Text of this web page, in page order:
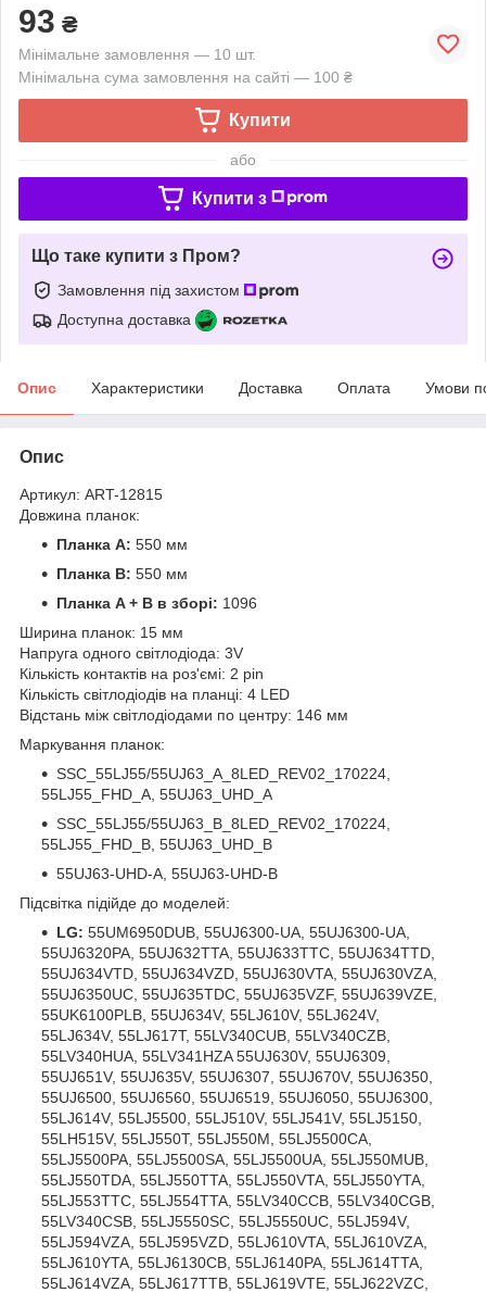
93 ₴
Мінімальне замовлення — 10 шт.
Мінімальна сума замовлення на сайті — 100 ₴
Купити
або
Купити з
Що таке купити з Пром?
Замовлення під захистом
Доступна доставка
Опис Характеристики Доставка Оплата Умови
Опис
Артикул: ART-12815
Довжина планок:
Планка A: 550 мм
Планка B: 550 мм
Планка A + B в зборі: 1096
Ширина планок: 15 мм
Напруга одного світлодіода: 3V
Кількість контактів на роз'ємі: 2 pin
Кількість світлодіодів на планці: 4 LED
Відстань між світлодіодами по центру: 146 мм
Маркування планок:
SSC_55LJ55/55UJ63_A_8LED_REV02_170224,
55LJ55_FHD_A, 55UJ63_UHD_A
SSC_55LJ55/55UJ63_B_8LED_REV02_170224,
55LJ55_FHD_B, 55UJ63_UHD_B
55UJ63-UHD-A, 55UJ63-UHD-B
Підсвітка підійде до моделей:
LG: 55UM6950DUB, 55UJ6300-UA, 55UJ6300-UA,
55UJ6320PA, 55UJ632TTA, 55UJ633TTC, 55UJ634TTD,
55UJ634VTD, 55UJ634VZD, 55UJ630VTA, 55UJ630VZA,
55UJ6350UC, 55UJ635TDC, 55UJ635VZF, 55UJ639VZE,
55UK6100PLB, 55UJ634V, 55LJ610V, 55LJ624V,
55LJ634V, 55LJ617T, 55LV340CUB, 55LV340CZB,
55LV340HUA, 55LV341HZA 55UJ630V, 55UJ6309,
55UJ651V, 55UJ635V, 55UJ6307, 55UJ670V, 55UJ6350,
55UJ6500, 55UJ6560, 55UJ6519, 55UJ6050, 55UJ6300,
55LJ614V, 55LJ5500, 55LJ510V, 55LJ541V, 55LJ5150,
55LH515V, 55LJ550T, 55LJ550M, 55LJ5500CA,
55LJ5500PA, 55LJ5500SA, 55LJ5500UA, 55LJ550MUB,
55LJ550TDA, 55LJ550TTA, 55LJ550VTA, 55LJ550YTA,
55LJ553TTC, 55LJ554TTA, 55LV340CCB, 55LV340CGB,
55LV340CSB, 55LJ5550SC, 55LJ5550UC, 55LJ594V,
55LJ594VZA, 55LJ595VZD, 55LJ610VTA, 55LJ610VZA,
55LJ610YTA, 55LJ6130CB, 55LJ6140PA, 55LJ614TTA,
55LJ614VZA, 55LJ617TTB, 55LJ619VTE, 55LJ622VZC,